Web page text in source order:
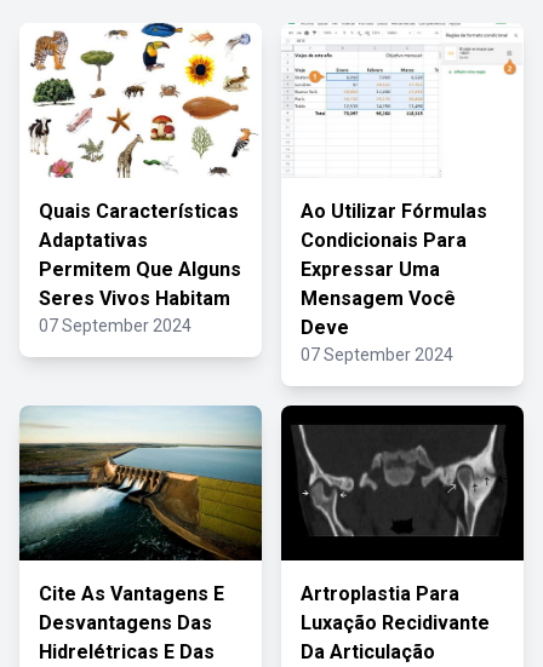
Quais Características
Adaptativas
Permitem Que Alguns
Seres Vivos Habitam
07 September 2024
Ao Utilizar Fórmulas
Condicionais Para
Expressar Uma
Mensagem Você
Deve
07 September 2024
Cite As Vantagens E
Desvantagens Das
Hidrelétricas E Das
Artroplastia Para
Luxação Recidivante
Da Articulação